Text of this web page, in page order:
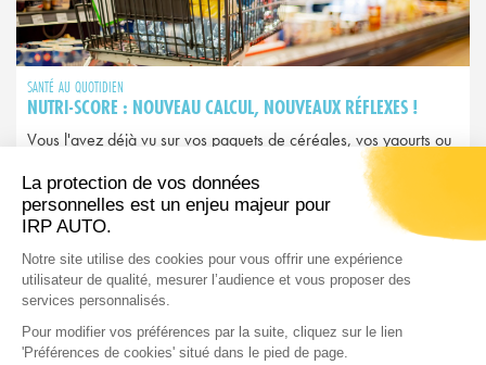
SANTÉ AU QUOTIDIEN
NUTRI-SCORE : NOUVEAU CALCUL, NOUVEAUX RÉFLEXES !
Vous l'avez déjà vu sur vos paquets de céréales, vos yaourts ou
vos plats préparés. Ce petit logo coloré allant du A vert au E
rouge, c'est le Nutri-Score. Mais attention : depuis 2025, il a
changé et avec lui, peut-être vos habitudes d’achat…